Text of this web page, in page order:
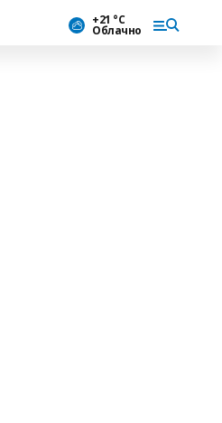
+21 °С
Облачно